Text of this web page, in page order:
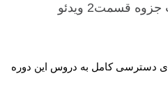
جزوه قسمت2 ویدئو
دسترسی کامل به دروس این دوره